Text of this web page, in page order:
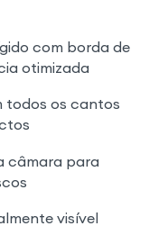
com borda de
otimizada
todos os cantos
câmara para
visível